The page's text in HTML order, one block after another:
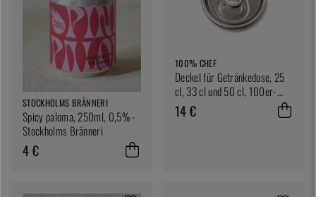
STOCKHOLMS BRÄNNERI
Spicy paloma, 250ml, 0,5% -
Stockholms Bränneri
4 €
100% CHEF
Deckel für Getränkedose, 25
cl, 33 cl und 50 cl, 100er-
Pack.
14 €